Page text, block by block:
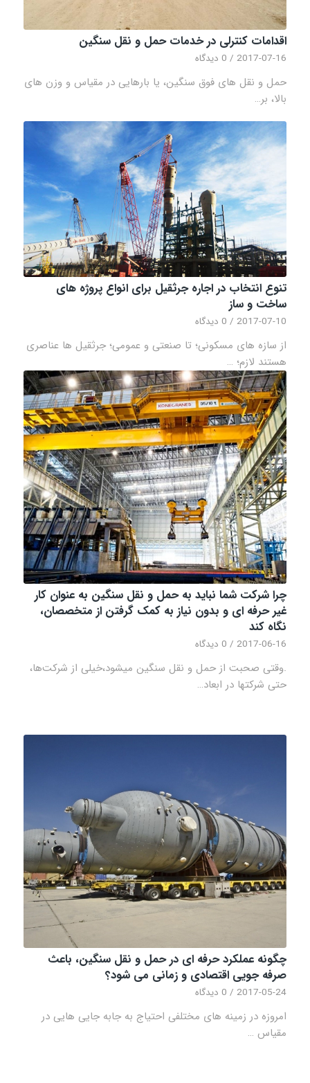
اقدامات کنترلی در خدمات حمل و نقل سنگین
2017-07-16
/ 0 دیدگاه
حمل و نقل های فوق سنگین، یا بارهایی در مقیاس و وزن های
بالا، بر…
تنوع انتخاب در اجاره جرثقیل برای انواع پروژه های
ساخت و ساز
2017-07-10
/ 0 دیدگاه
از سازه های مسکونی؛ تا صنعتی و عمومی؛ جرثقیل ها عناصری
هستند لازم؛ …
چرا شرکت شما نباید به حمل و نقل سنگین به عنوان کار
غیر حرفه ای و بدون نیاز به کمک گرفتن از متخصصان،
نگاه کند
2017-06-16
/ 0 دیدگاه
.وقتی صحبت از حمل و نقل سنگین میشود،خیلی از شرکت‌ها،
حتی شرکتها در ابعاد…
چگونه عملکرد حرفه ای در حمل و نقل سنگین، باعث
صرفه جویی اقتصادی و زمانی می شود؟
2017-05-24
/ 0 دیدگاه
امروزه در زمینه های مختلفی احتیاج به جابه جایی هایی در
مقیاس …